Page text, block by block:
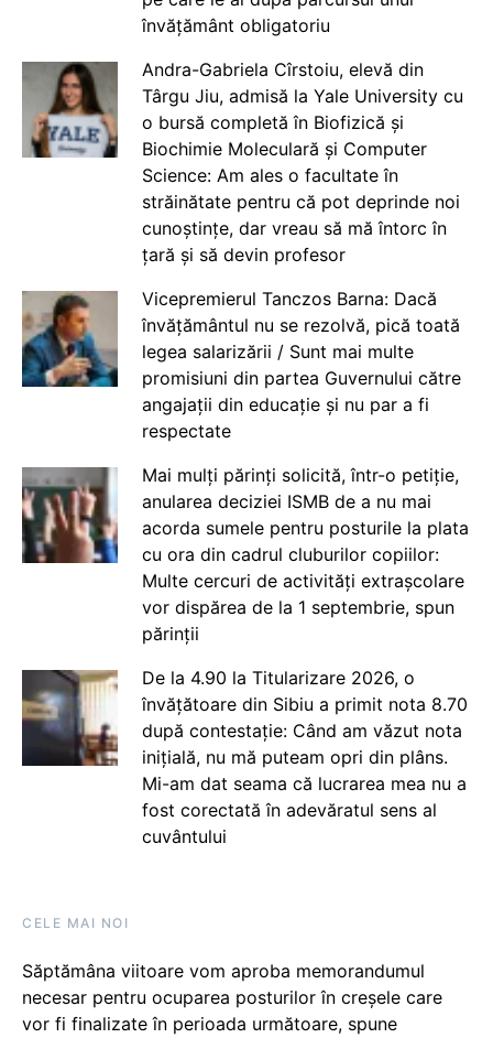
învățământ obligatoriu
Andra-Gabriela Cîrstoiu, elevă din
Târgu Jiu, admisă la Yale University cu
o bursă completă în Biofizică și
Biochimie Moleculară și Computer
Science: Am ales o facultate în
străinătate pentru că pot deprinde noi
cunoștințe, dar vreau să mă întorc în
țară și să devin profesor
Vicepremierul Tanczos Barna: Dacă
învățământul nu se rezolvă, pică toată
legea salarizării / Sunt mai multe
promisiuni din partea Guvernului către
angajații din educație și nu par a fi
respectate
Mai mulți părinți solicită, într-o petiție,
anularea deciziei ISMB de a nu mai
acorda sumele pentru posturile la plata
cu ora din cadrul cluburilor copiilor:
Multe cercuri de activități extrașcolare
vor dispărea de la 1 septembrie, spun
părinții
De la 4.90 la Titularizare 2026, o
învățătoare din Sibiu a primit nota 8.70
după contestație: Când am văzut nota
inițială, nu mă puteam opri din plâns.
Mi-am dat seama că lucrarea mea nu a
fost corectată în adevăratul sens al
cuvântului
CELE MAI NOI
Săptămâna viitoare vom aproba memorandumul
necesar pentru ocuparea posturilor în creșele care
vor fi finalizate în perioada următoare, spune